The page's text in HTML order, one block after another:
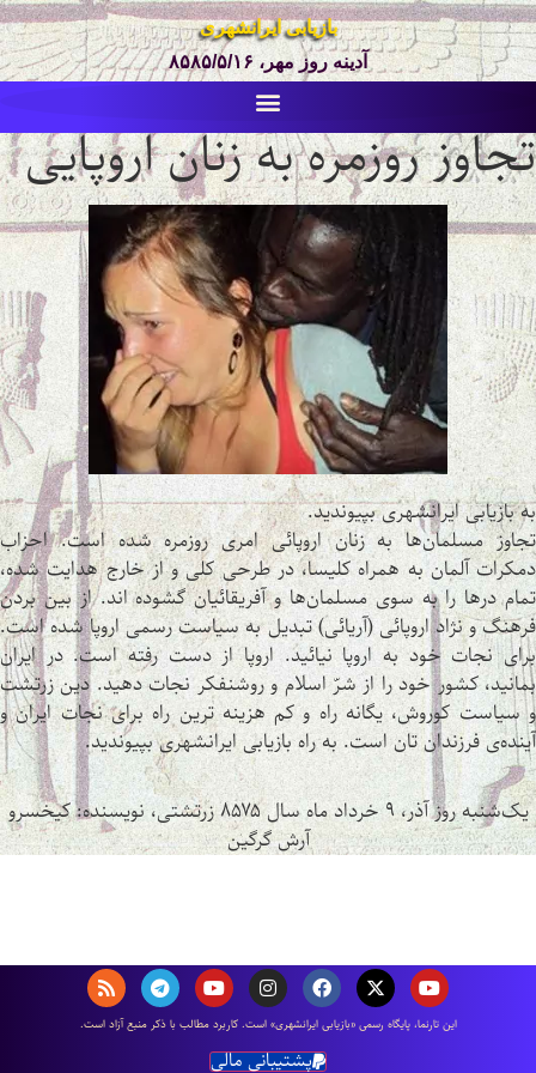
بازیابی ایرانشهری
آدینه روز مهر، ۸۵۸۵/۵/۱۶
تجاوز روزمره به زنان اروپایی
به بازیابی ایرانشهری بپیوندید.
تجاوز مسلمان‌ها به زنان اروپائی امری روزمره شده است. احزاب
دمکرات آلمان به همراه کلیسا، در طرحی کلی و از خارج هدایت شده،
تمام درها را به سوی مسلمان‌ها و آفریقائیان گشوده اند. از بین بردن
فرهنگ و نژاد اروپائی (آریائی) تبدیل به سیاست رسمی اروپا شده است.
برای نجات خود به اروپا نیائید. اروپا از دست رفته است. در ایران
بمانید، کشور خود را از شرّ اسلام و روشنفکر نجات دهید. دین زرتشت
و سیاست کوروش، یگانه راه و کم هزینه ترین راه برای نجات ایران و
آینده‌ی فرزندان تان است. به راه بازیابی ایرانشهری بپیوندید.
یک‌شنبه روز آذر، ۹ خرداد ماه سال ۸۵۷۵ زرتشتی، نویسنده:
کیخسرو
آرش گرگین
اين تارنما، پایگاه رسمی «بازیابی ایرانشهری» است. كاربرد مطالب با ذكر منبع آزاد است.
پشتیبانی مالی